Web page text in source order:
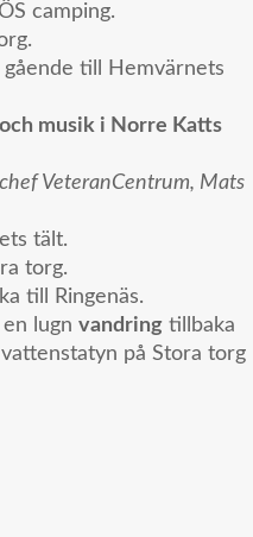
camping.
till Hemvärnets
musik i Norre Katts
VeteranCentrum, Mats
tält.
torg.
till Ringenäs.
lugn vandring tillbaka
på Stora torg